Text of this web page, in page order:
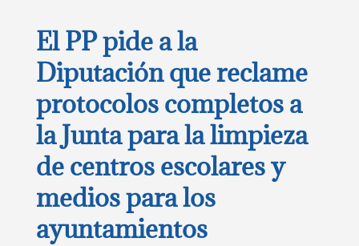
El PP pide a la
Diputación que reclame
protocolos completos a
la Junta para la limpieza
de centros escolares y
medios para los
ayuntamientos